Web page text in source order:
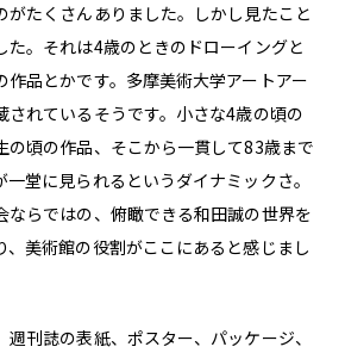
がたくさんありました。しかし見たこと
た。それは4歳のときのドローイングと
作品とかです。多摩美術大学アートアー
されているそうです。小さな4歳の頃の
の頃の作品、そこから一貫して83歳まで
堂に見られるというダイナミックさ。
ならではの、俯瞰できる和田誠の世界を
、美術館の役割がここにあると感じまし
刊誌の表紙、ポスター、パッケージ、